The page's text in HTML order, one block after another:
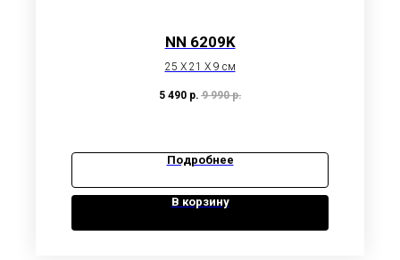
NN 6209K
25 X 21 X 9 см
5 490 р. 9 990 р.
Подробнее
В корзину